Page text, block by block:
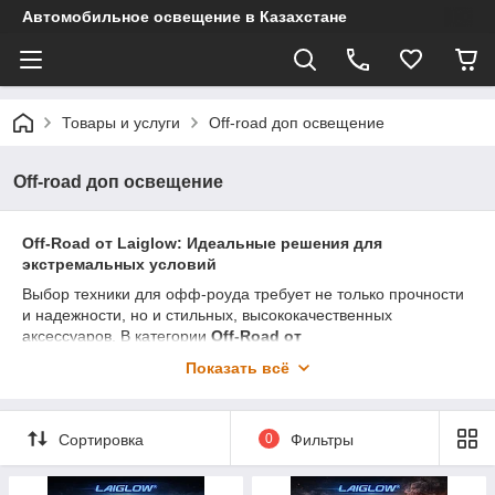
Автомобильное освещение в Казахстане
Товары и услуги Off-road доп освещение
Off-road доп освещение
Off-Road от Laiglow: Идеальные решения для
экстремальных условий
Выбор техники для офф-роуда требует не только прочности
и надежности, но и стильных, высококачественных
аксессуаров. В категории Off-Road от
которые помогут вам максимально раскрыть потенциал
мире автомобильных аксессуаров, и теперь он представляет
свою серию для экстремальных поездок.
Показать всё
Сортировка 0 Фильтры